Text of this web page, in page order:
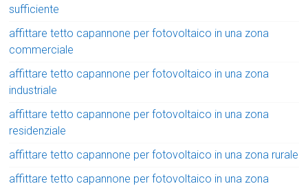
sufficiente
affittare tetto capannone per fotovoltaico in una zona
commerciale
affittare tetto capannone per fotovoltaico in una zona
industriale
affittare tetto capannone per fotovoltaico in una zona
residenziale
affittare tetto capannone per fotovoltaico in una zona rurale
affittare tetto capannone per fotovoltaico in una zona